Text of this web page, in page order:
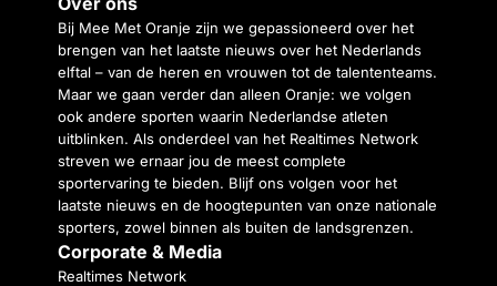
Bij Mee Met Oranje zijn we gepassioneerd over het
brengen van het laatste nieuws over het Nederlands
elftal – van de heren en vrouwen tot de talententeams.
Maar we gaan verder dan alleen Oranje: we volgen
ook andere sporten waarin Nederlandse atleten
uitblinken. Als onderdeel van het Realtimes Network
streven we ernaar jou de meest complete
sportervaring te bieden. Blijf ons volgen voor het
laatste nieuws en de hoogtepunten van onze nationale
sporters, zowel binnen als buiten de landsgrenzen.
Corporate & Media
Realtimes Network